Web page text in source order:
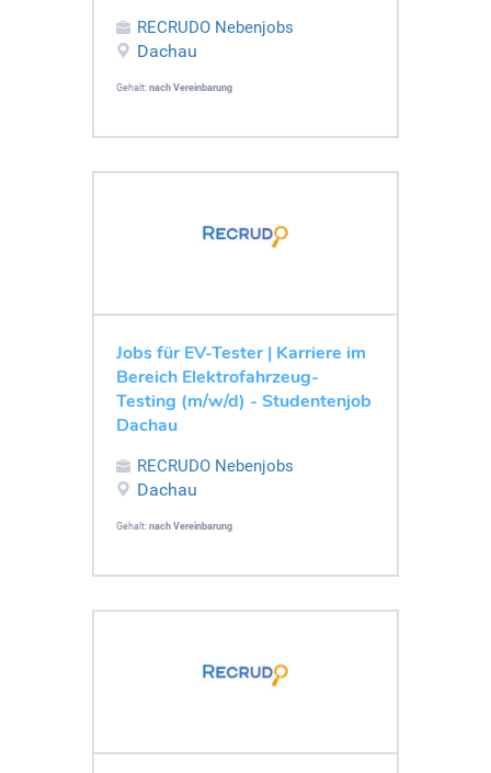
RECRUDO Nebenjobs
Dachau
Gehalt: nach Vereinbarung
Jobs für EV-Tester | Karriere im
Bereich Elektrofahrzeug-
Testing (m/w/d) - Studentenjob
Dachau
RECRUDO Nebenjobs
Dachau
Gehalt: nach Vereinbarung